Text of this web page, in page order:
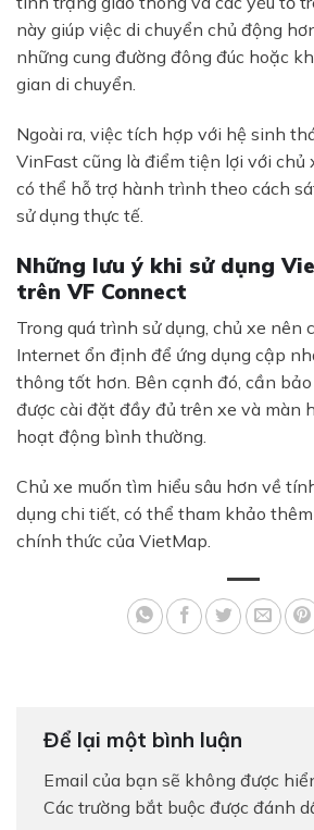
BÁO GIÁ LĂN
Nhận báo giá lăn bánh và lái
Trả hết Trả góp
này giúp việc di chuyển chủ động
những cung đường đông đúc hoặc
gian di chuyển.
Ngoài ra, việc tích hợp với hệ sinh
VinFast cũng là điểm tiện lợi với chủ
có thể hỗ trợ hành trình theo cách
sử dụng thực tế.
Những lưu ý khi sử dụng
trên VF Connect
Trong quá trình sử dụng, chủ xe nên
Internet ổn định để ứng dụng cập
thông tốt hơn. Bên cạnh đó, cần
được cài đặt đầy đủ trên xe và màn
hoạt động bình thường.
Chủ xe muốn tìm hiểu sâu hơn về
dụng chi tiết, có thể tham khảo
chính thức của VietMap.
Để lại một bình luận
Email của bạn sẽ không được
Các trường bắt buộc được đánh